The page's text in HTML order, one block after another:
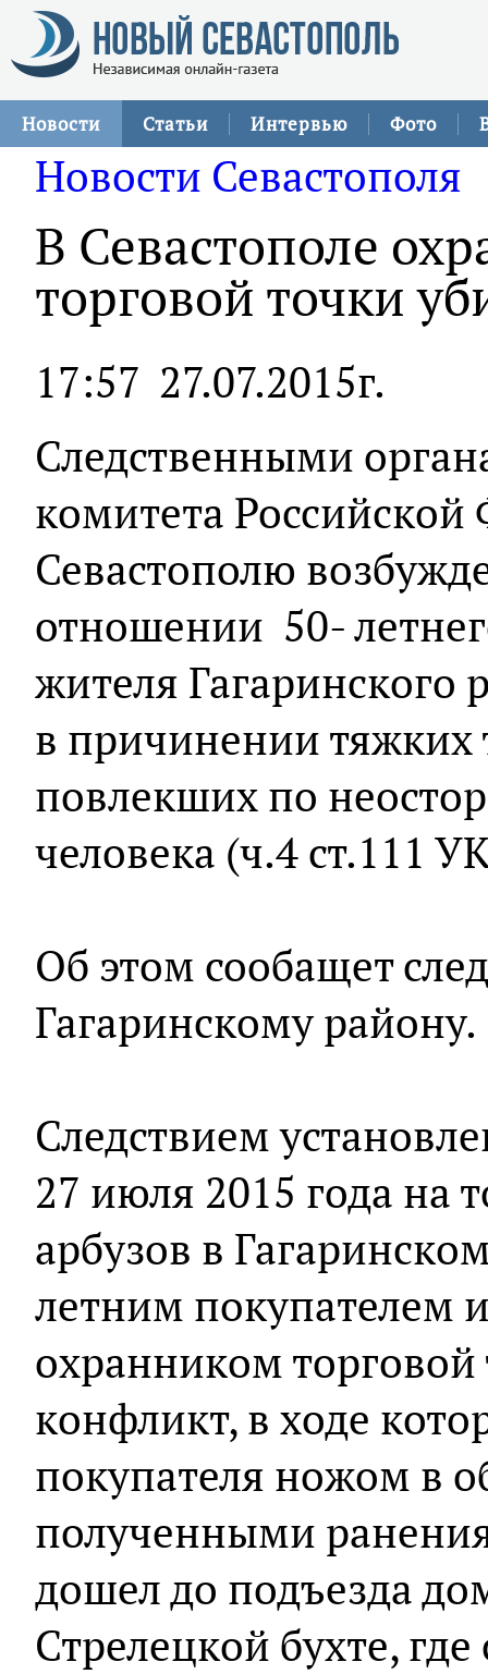
Новости Статьи Интервью Фото
Новости Севастополя
В Севастополе
торговой точки
17:57 27.07.2015г.
Следственными
комитета
Севастополю
отношении 50-
жителя Гагаринского
в причинении
повлекших по
человека (ч.4 ст.111
Об этом сообащет
Гагаринскому району.
Следствием
27 июля 2015 года на
арбузов в
летним покупателем
охранником
конфликт, в ходе
покупателя ножом в
полученными
дошел до подъезда
Стрелецкой бухте,